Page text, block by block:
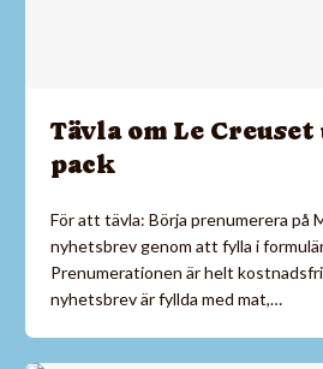
Tävla om Le
pack
För att tävla: Börja prenumerera på
nyhetsbrev genom att fylla i
Prenumerationen är helt
nyhetsbrev är fyllda med mat,…